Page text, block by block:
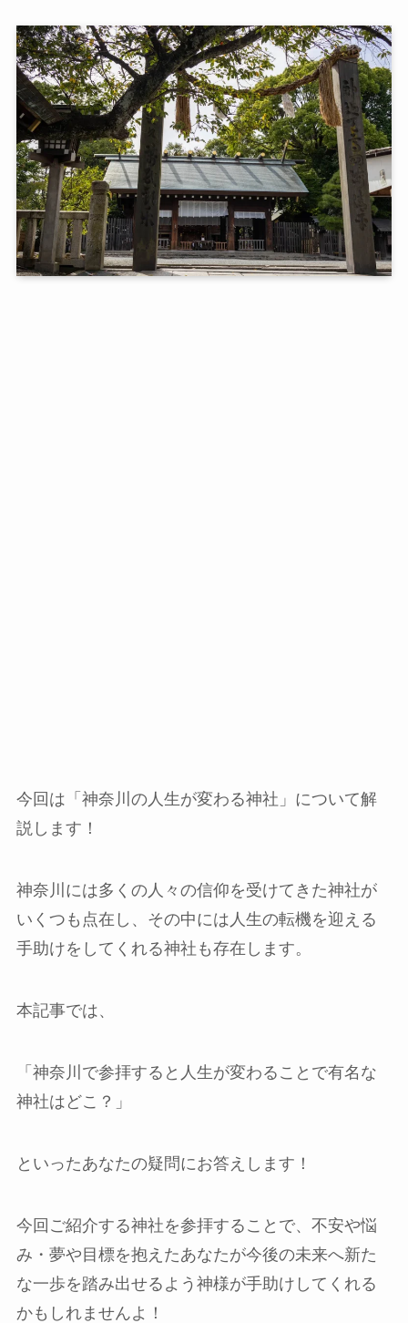
今回は「神奈川の人生が変わる神社」について解
説します！
神奈川には多くの人々の信仰を受けてきた神社が
いくつも点在し、その中には人生の転機を迎える
手助けをしてくれる神社も存在します。
本記事では、
「神奈川で参拝すると人生が変わることで有名な
神社はどこ？」
といったあなたの疑問にお答えします！
今回ご紹介する神社を参拝することで、不安や悩
み・夢や目標を抱えたあなたが今後の未来へ新た
な一歩を踏み出せるよう神様が手助けしてくれる
かもしれませんよ！